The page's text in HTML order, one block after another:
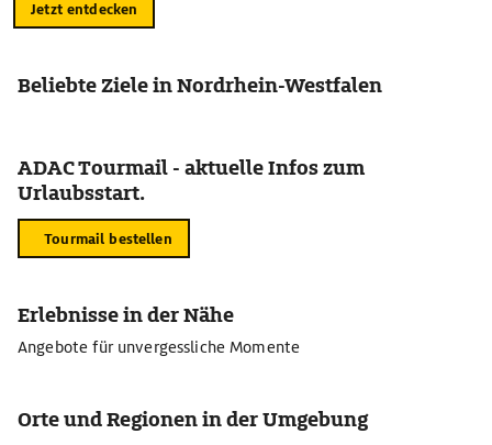
Jetzt entdecken
Beliebte Ziele in Nordrhein-Westfalen
ADAC Tourmail - aktuelle Infos zum
Urlaubsstart.
Tourmail bestellen
Erlebnisse in der Nähe
Angebote für unvergessliche Momente
Orte und Regionen in der Umgebung